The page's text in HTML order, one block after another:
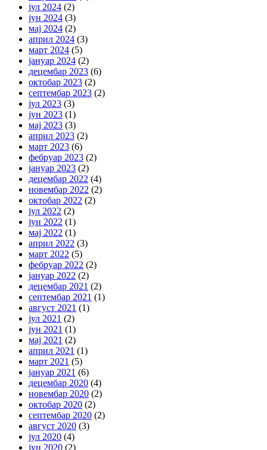
јул 2024 (2)
јун 2024 (3)
мај 2024 (2)
април 2024 (3)
март 2024 (5)
јануар 2024 (2)
децембар 2023 (6)
октобар 2023 (2)
септембар 2023 (2)
јул 2023 (3)
јун 2023 (1)
мај 2023 (3)
април 2023 (2)
март 2023 (6)
фебруар 2023 (2)
јануар 2023 (2)
децембар 2022 (4)
новембар 2022 (2)
октобар 2022 (2)
јул 2022 (2)
јун 2022 (1)
мај 2022 (1)
април 2022 (3)
март 2022 (5)
фебруар 2022 (2)
јануар 2022 (2)
децембар 2021 (2)
септембар 2021 (1)
август 2021 (1)
јул 2021 (2)
јун 2021 (1)
мај 2021 (2)
април 2021 (1)
март 2021 (5)
јануар 2021 (6)
децембар 2020 (4)
новембар 2020 (2)
октобар 2020 (2)
септембар 2020 (2)
август 2020 (3)
јул 2020 (4)
јун 2020 (2)